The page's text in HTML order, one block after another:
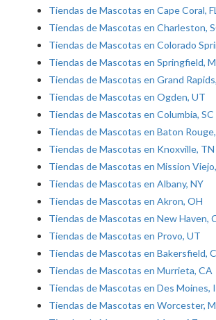
Tiendas de Mascotas en Cape Coral, FL
Tiendas de Mascotas en Charleston,
Tiendas de Mascotas en Colorado
Tiendas de Mascotas en Springfield,
Tiendas de Mascotas en Grand
Tiendas de Mascotas en Ogden, UT
Tiendas de Mascotas en Columbia, SC
Tiendas de Mascotas en Baton
Tiendas de Mascotas en Knoxville, TN
Tiendas de Mascotas en Mission
Tiendas de Mascotas en Albany, NY
Tiendas de Mascotas en Akron, OH
Tiendas de Mascotas en New Haven,
Tiendas de Mascotas en Provo, UT
Tiendas de Mascotas en Bakersfield,
Tiendas de Mascotas en Murrieta, CA
Tiendas de Mascotas en Des Moines,
Tiendas de Mascotas en Worcester,